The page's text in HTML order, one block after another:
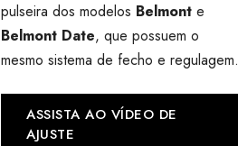
pulseira dos modelos Belmont e
Belmont Date, que possuem o
mesmo sistema de fecho e regulagem.
ASSISTA AO VÍDEO DE
AJUSTE